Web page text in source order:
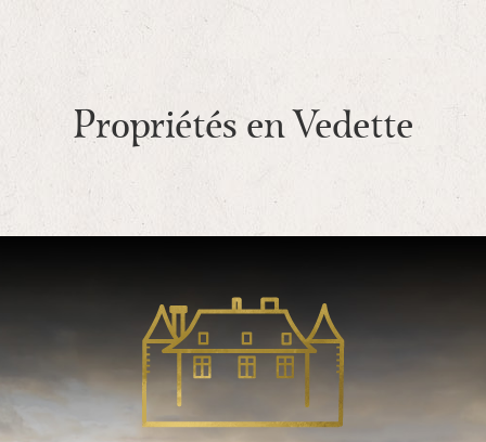
Propriétés en Vedette